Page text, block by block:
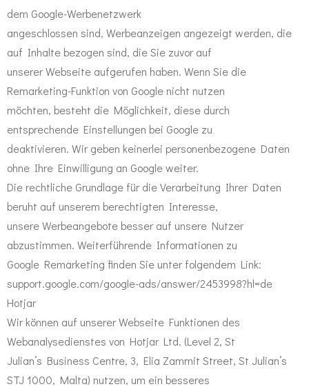
dem Google-Werbenetzwerk
angeschlossen sind, Werbeanzeigen angezeigt werden, die
auf Inhalte bezogen sind, die Sie zuvor auf
unserer Webseite aufgerufen haben. Wenn Sie die
Remarketing-Funktion von Google nicht nutzen
möchten, besteht die Möglichkeit, diese durch
entsprechende Einstellungen bei Google zu
deaktivieren. Wir geben keinerlei personenbezogene Daten
ohne Ihre Einwilligung an Google weiter.
Die rechtliche Grundlage für die Verarbeitung Ihrer Daten
beruht auf unserem berechtigten Interesse,
unsere Werbeangebote besser auf unsere Nutzer
abzustimmen. Weiterführende Informationen zu
Google Remarketing finden Sie unter folgendem Link:
support.google.com/google-ads/answer/2453998?hl=de
Hotjar
Wir können auf unserer Webseite Funktionen des
Webanalysedienstes von Hotjar Ltd. (Level 2, St
Julian’s Business Centre, 3, Elia Zammit Street, St Julian’s
STJ 1000, Malta) nutzen, um ein besseres